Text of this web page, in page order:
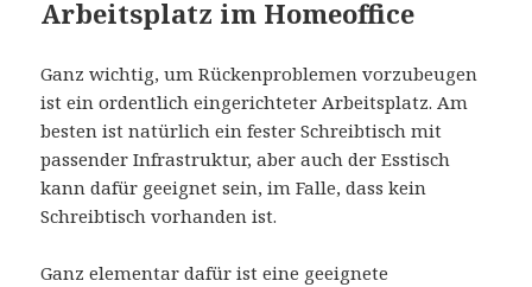
Arbeitsplatz im Homeoffice
Ganz wichtig, um Rückenproblemen vorzubeugen
ist ein ordentlich eingerichteter Arbeitsplatz. Am
besten ist natürlich ein fester Schreibtisch mit
passender Infrastruktur, aber auch der Esstisch
kann dafür geeignet sein, im Falle, dass kein
Schreibtisch vorhanden ist.
Ganz elementar dafür ist eine geeignete